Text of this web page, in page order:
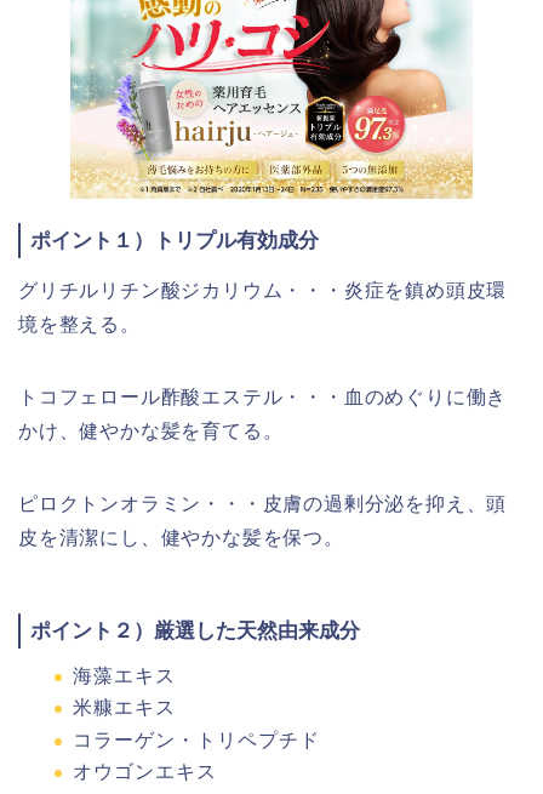
ポイント１）トリプル有効成分
グリチルリチン酸ジカリウム・・・炎症を鎮め頭皮環
境を整える。
トコフェロール酢酸エステル・・・血のめぐりに働き
かけ、健やかな髪を育てる。
ピロクトンオラミン・・・皮膚の過剰分泌を抑え、頭
皮を清潔にし、健やかな髪を保つ。
ポイント２）厳選した天然由来成分
海藻エキス
米糠エキス
コラーゲン・トリペプチド
オウゴンエキス